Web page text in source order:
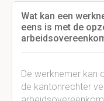
Wat kan een
eens is met de
De werknemer kan
de kantonrechter